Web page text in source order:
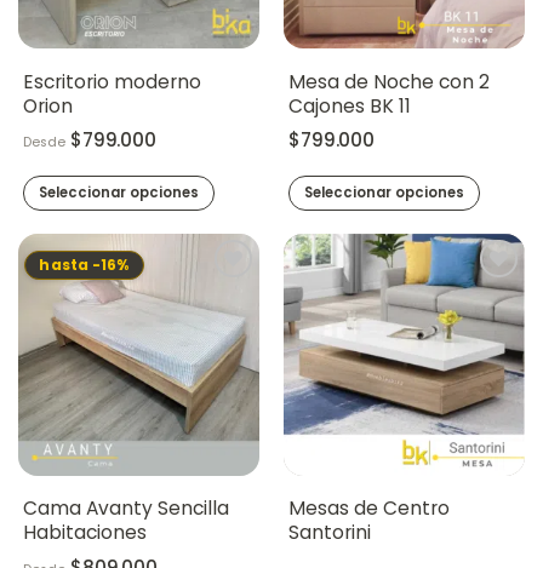
Escritorio moderno
Orion
Desde $799.000
Seleccionar opciones
producto
tiene
múltiples
variantes.
Las
opciones
se
pueden
elegir
en
la
página
Mesa de Noche con 2
Cajones BK 11
$799.000
Seleccionar opciones
hasta -16%
Cama Avanty Sencilla
Habitaciones
Mesas de Centro
Santorini